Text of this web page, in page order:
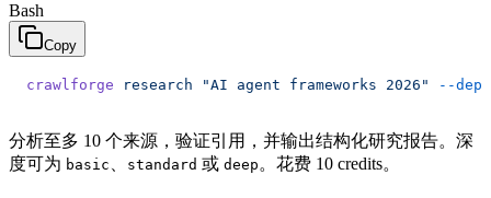
Bash
Copy
crawlforge research "AI agent frameworks 2026" --
分析至多 10 个来源，验证引用，并输出结构化研究报告。深
度可为 basic standard 或 deep 。花费 10 credits。